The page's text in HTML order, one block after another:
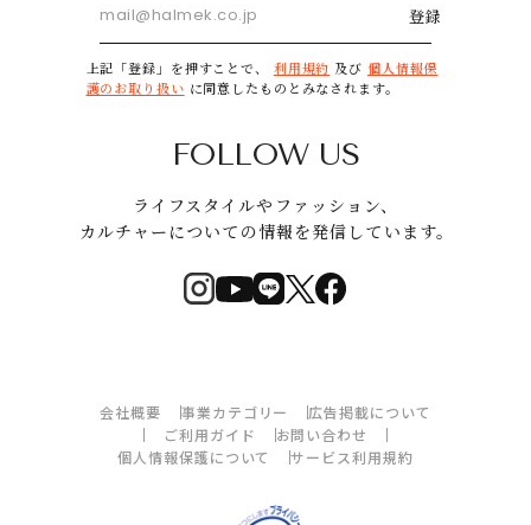
登録
上記「登録」を押すことで、 利用規約 及び 個人情報保
護のお取り扱い に同意したものとみなされます。
FOLLOW US
ライフスタイルやファッション、
カルチャーについての情報を発信しています。
会社概要 事業カテゴリー
広告掲載について
ご利用ガイド
お問い合わせ
個人情報保護について
サービス利用規約